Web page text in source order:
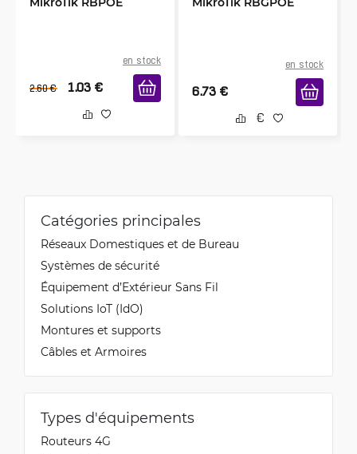
2/3/2023
Prekės kokybė tenkina. Greitas pristatymas
All Ockay for this price
Vérifié, collecté par Trustpilot
Good, fast delivery
en stock
2.60 € 1.03 €
en stock
6.73 €
Catégories principales
Réseaux Domestiques et de Bureau
Systèmes de sécurité
Équipement d’Extérieur Sans Fil
Solutions IoT (IdO)
Montures et supports
Câbles et Armoires
Types d'équipements
Routeurs 4G